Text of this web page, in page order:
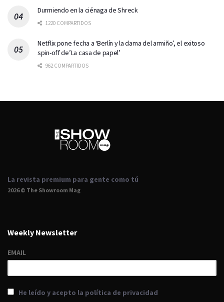
Durmiendo en la ciénaga de Shreck
1220 COMPARTIDOS
Netflix pone fecha a ‘Berlín y la dama del armiño’, el exitoso
spin-off de’La casa de papel’
962 COMPARTIDOS
La revista premium para gente como tú
2026 © The Showroom Mag
Weekly Newsletter
EMAIL
He leído y acepto la política de privacidad